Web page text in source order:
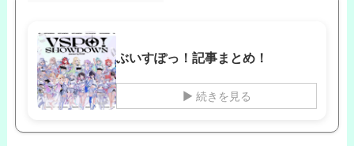
ぶいすぽっ！記事まとめ！
▶ 続きを見る